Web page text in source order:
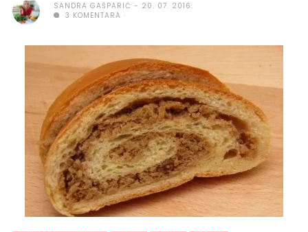
SANDRA GAŠPARIĆ
20. 07. 2016.
3 KOMENTARA